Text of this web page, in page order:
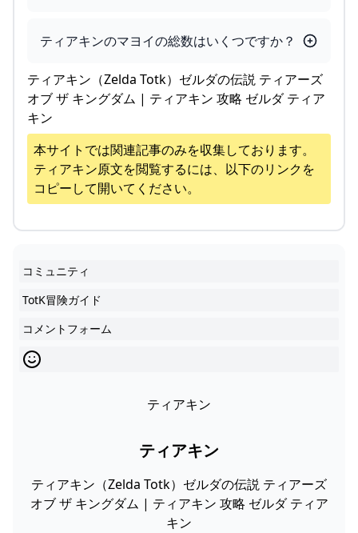
ティアキンのマヨイの総数はいくつですか？
ティアキン（Zelda Totk）ゼルダの伝説 ティアーズ
オブ ザ キングダム | ティアキン 攻略 ゼルダ ティア
キン
本サイトでは関連記事のみを収集しております。
ティアキン原文を閲覧するには、以下のリンクを
コピーして開いてください。
コミュニティ
TotK冒険ガイド
コメントフォーム
ティアキン
ティアキン
ティアキン（Zelda Totk）ゼルダの伝説 ティアーズ
オブ ザ キングダム | ティアキン 攻略 ゼルダ ティア
キン